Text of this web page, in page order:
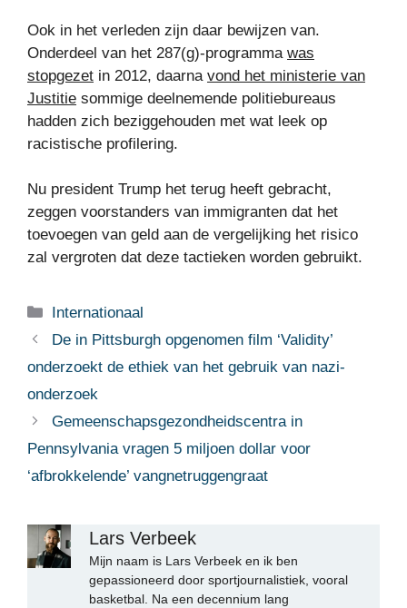
Ook in het verleden zijn daar bewijzen van.
Onderdeel van het 287(g)-programma was
stopgezet in 2012, daarna vond het ministerie van
Justitie sommige deelnemende politiebureaus
hadden zich beziggehouden met wat leek op
racistische profilering.
Nu president Trump het terug heeft gebracht,
zeggen voorstanders van immigranten dat het
toevoegen van geld aan de vergelijking het risico
zal vergroten dat deze tactieken worden gebruikt.
Categorieën
Internationaal
De in Pittsburgh opgenomen film ‘Validity’
onderzoekt de ethiek van het gebruik van nazi-
onderzoek
Gemeenschapsgezondheidscentra in
Pennsylvania vragen 5 miljoen dollar voor
‘afbrokkelende’ vangnetruggengraat
Lars Verbeek
Mijn naam is Lars Verbeek en ik ben
gepassioneerd door sportjournalistiek, vooral
basketbal. Na een decennium lang